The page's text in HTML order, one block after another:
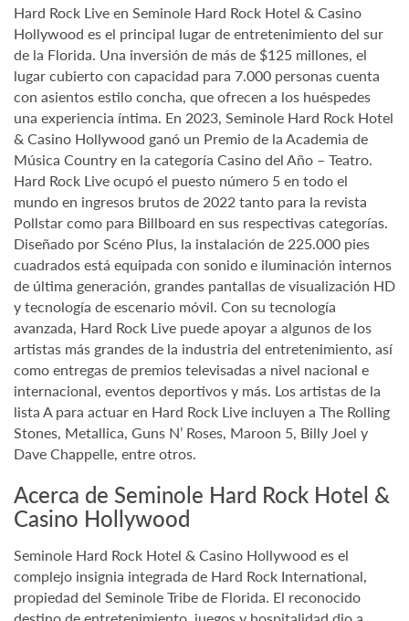
Hard Rock Live en Seminole Hard Rock Hotel & Casino
Hollywood es el principal lugar de entretenimiento del sur
de la Florida. Una inversión de más de $125 millones, el
lugar cubierto con capacidad para 7.000 personas cuenta
con asientos estilo concha, que ofrecen a los huéspedes
una experiencia íntima. En 2023, Seminole Hard Rock Hotel
& Casino Hollywood ganó un Premio de la Academia de
Música Country en la categoría Casino del Año – Teatro.
Hard Rock Live ocupó el puesto número 5 en todo el
mundo en ingresos brutos de 2022 tanto para la revista
Pollstar como para Billboard en sus respectivas categorías.
Diseñado por Scéno Plus, la instalación de 225.000 pies
cuadrados está equipada con sonido e iluminación internos
de última generación, grandes pantallas de visualización HD
y tecnología de escenario móvil. Con su tecnología
avanzada, Hard Rock Live puede apoyar a algunos de los
artistas más grandes de la industria del entretenimiento, así
como entregas de premios televisadas a nivel nacional e
internacional, eventos deportivos y más. Los artistas de la
lista A para actuar en Hard Rock Live incluyen a The Rolling
Stones, Metallica, Guns N’ Roses, Maroon 5, Billy Joel y
Dave Chappelle, entre otros.
Acerca de Seminole Hard Rock Hotel &
Casino Hollywood
Seminole Hard Rock Hotel & Casino Hollywood es el
complejo insignia integrada de Hard Rock International,
propiedad del Seminole Tribe de Florida. El reconocido